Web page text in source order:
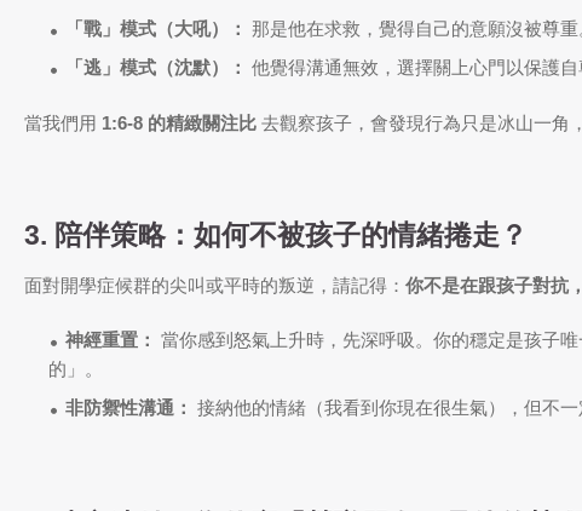
「戰」模式（大吼）： 那是他在求救，覺得自己的意願沒被尊重
「逃」模式（沈默）： 他覺得溝通無效，選擇關上心門以保護自
當我們用 1:6-8 的精緻關注比 去觀察孩子，會發現行為只是冰山一角
3. 陪伴策略：如何不被孩子的情緒捲走？
面對開學症候群的尖叫或平時的叛逆，請記得： 你不是在跟孩子對抗
神經重置： 當你感到怒氣上升時，先深呼吸。你的穩定是孩子
的」。
非防禦性溝通： 接納他的情緒（我看到你現在很生氣），但不一